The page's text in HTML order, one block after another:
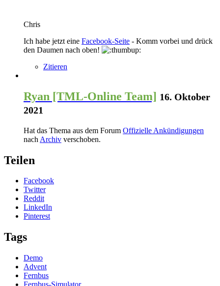
Chris
Ich habe jetzt eine Facebook-Seite - Komm vorbei und drück
den Daumen nach oben!
Zitieren
Ryan [TML-Online Team] 16. Oktober
2021
Hat das Thema aus dem Forum Offizielle Ankündigungen
nach Archiv verschoben.
Teilen
Facebook
Twitter
Reddit
LinkedIn
Pinterest
Tags
Demo
Advent
Fernbus